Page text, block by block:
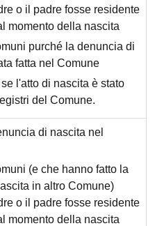
o il padre fosse residente
momento della nascita
purché la denuncia di
fatta nel Comune
l'atto di nascita è stato
del Comune.
di nascita nel
(e che hanno fatto la
in altro Comune)
o il padre fosse residente
momento della nascita